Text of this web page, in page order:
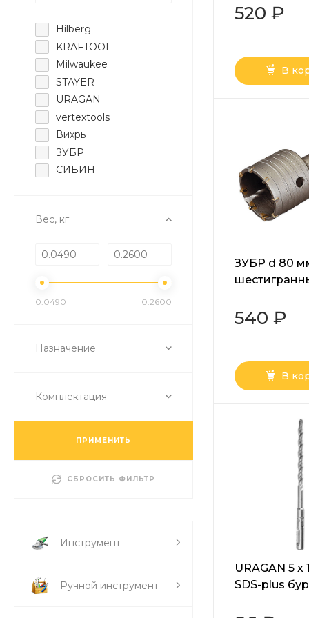
Hilberg
KRAFTOOL
Milwaukee
STAYER
URAGAN
vertextools
Вихрь
ЗУБР
СИБИН
Вес, кг
0.0490 0.2600
Назначение
Комплектация
ПРИМЕНИТЬ
СБРОСИТЬ ФИЛЬТР
Инструмент
Ручной инструмент
400)
520 ₽
В
ЗУБР d 80
коронка по
540 ₽
В
URAGAN 5 х
SDS-plus бур